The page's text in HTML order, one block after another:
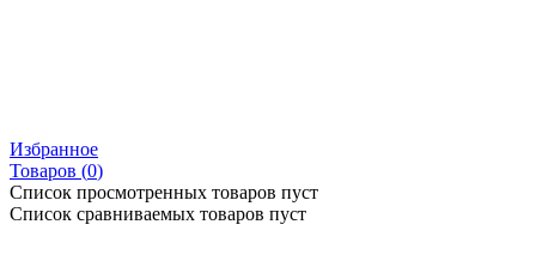
Избранное
Товаров (0)
Список просмотренных товаров пуст
Список сравниваемых товаров пуст